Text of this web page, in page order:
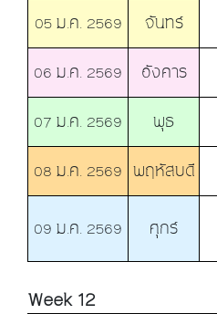
05 ม.ค. 2569
จันทร์
06 ม.ค. 2569
อังคาร
07 ม.ค. 2569
พุธ
08 ม.ค. 2569 พฤหัสบดี
09 ม.ค. 2569 ศุกร์
Week 12